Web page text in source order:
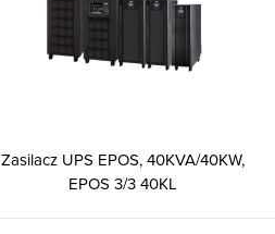
Zasilacz UPS EPOS, 40KVA/40KW,
EPOS 3/3 40KL